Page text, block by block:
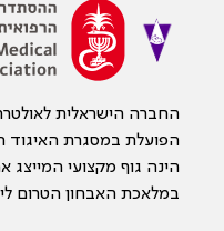
החברה הישראלית
הפועלת במסגרת האיגוד
הינה גוף מקצועי המייצג
במלאכת האבחון הטרום